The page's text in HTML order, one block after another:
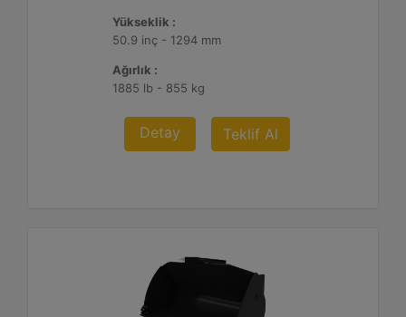
Yükseklik :
50.9 inç - 1294 mm
Ağırlık :
1885 lb - 855 kg
Detay Teklif Al